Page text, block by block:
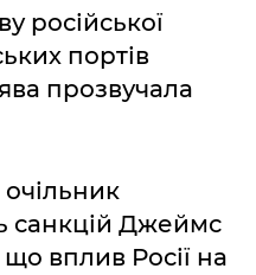
російської
портів
прозвучала
очільник
санкцій Джеймс
вплив Росії на